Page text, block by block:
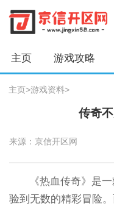
主页 游戏攻略
主页>游戏资料>
传奇
来源：京信开区网
《热血传奇》是
验到无数的精彩冒险